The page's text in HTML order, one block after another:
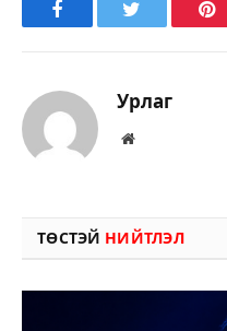
FacebookTwitter
Урлаг
Вэбсайт
ТӨСТЭЙ НИЙТЛЭЛ